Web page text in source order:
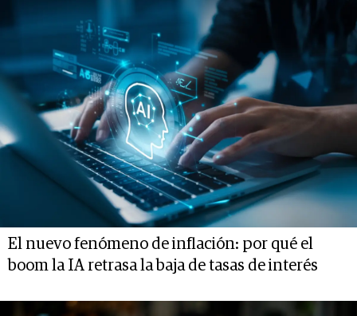
El nuevo fenómeno de inflación: por qué el
boom la IA retrasa la baja de tasas de interés